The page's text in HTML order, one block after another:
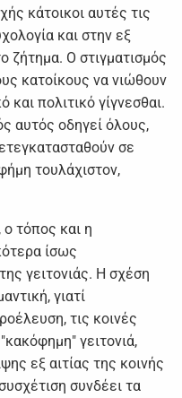
κάτοικοι αυτές τις
και στην εξ
ζήτημα. Ο στιγματισμός
κατοίκους να νιώθουν
πολιτικό γίγνεσθαι.
αυτός οδηγεί όλους,
σε
τουλάχιστον,
τόπος και η
ίσως
γειτονιάς. Η σχέση
γιατί
τις κοινές
γειτονιά,
εξ αιτίας της κοινής
συνδέει τα